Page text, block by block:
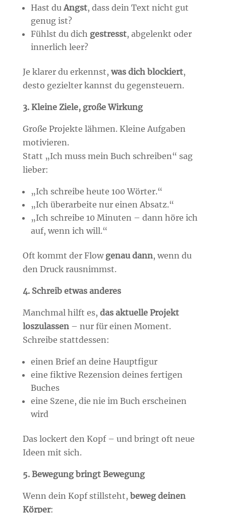
Hast du Angst, dass dein Text nicht gut
genug ist?
Fühlst du dich gestresst, abgelenkt oder
innerlich leer?
Je klarer du erkennst, was dich blockiert,
desto gezielter kannst du gegensteuern.
3. Kleine Ziele, große Wirkung
Große Projekte lähmen. Kleine Aufgaben
motivieren.
Statt „Ich muss mein Buch schreiben“ sag
lieber:
„Ich schreibe heute 100 Wörter.“
„Ich überarbeite nur einen Absatz.“
„Ich schreibe 10 Minuten – dann höre ich
auf, wenn ich will.“
Oft kommt der Flow genau dann, wenn du
den Druck rausnimmst.
4. Schreib etwas anderes
Manchmal hilft es, das aktuelle Projekt
loszulassen– nur für einen Moment.
Schreibe stattdessen:
einen Brief an deine Hauptfigur
eine fiktive Rezension deines fertigen
Buches
eine Szene, die nie im Buch erscheinen
wird
Das lockert den Kopf – und bringt oft neue
Ideen mit sich.
5. Bewegung bringt Bewegung
Wenn dein Kopf stillsteht, beweg deinen
Körper: